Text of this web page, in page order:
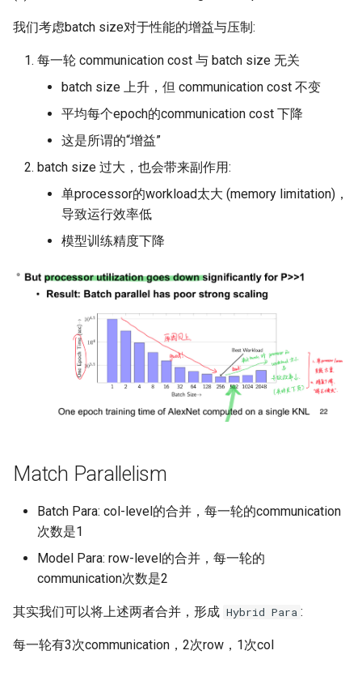
SIGCOMM22 SpaceCore
MobiCom23 SD LEO
WWW24 SatGuard
MobiCom21 Quasar
SIGCOMM21 SatNetLab
TPRC25 Starlink Impact
5G
Arxiv26 Starlink with
我们考虑batch size对于性能的增益与压制:
每一轮 communication cost 与 batch size 无关
batch size 上升，但 communication cost 不变
平均每个epoch的communication cost 下降
这是所谓的“增益”
batch size 过大，也会带来副作用:
单processor的workload太大 (memory limitation)，
导致运行效率低
模型训练精度下降
Match Parallelism
Batch Para: col-level的合并，每一轮的communication
次数是1
Model Para: row-level的合并，每一轮的
communication次数是2
其实我们可以将上述两者合并，形成 Hybrid Para :
每一轮有3次communication，2次row，1次col